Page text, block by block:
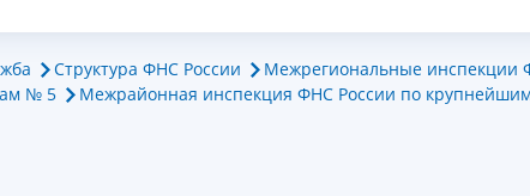
Структура ФНС России
Межрегиональные инспекции
№ 5
Межрайонная инспекция ФНС России по